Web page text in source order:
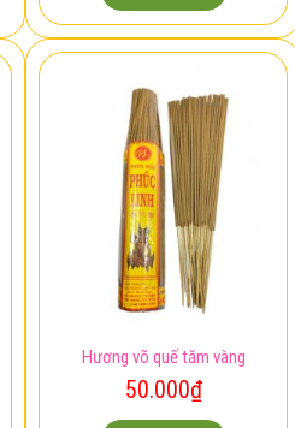
Hương võ quế tăm vàng
50.000₫